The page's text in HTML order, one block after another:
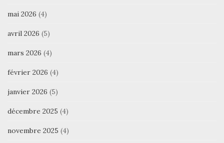
mai 2026 (4)
avril 2026 (5)
mars 2026 (4)
février 2026 (4)
janvier 2026 (5)
décembre 2025 (4)
novembre 2025 (4)